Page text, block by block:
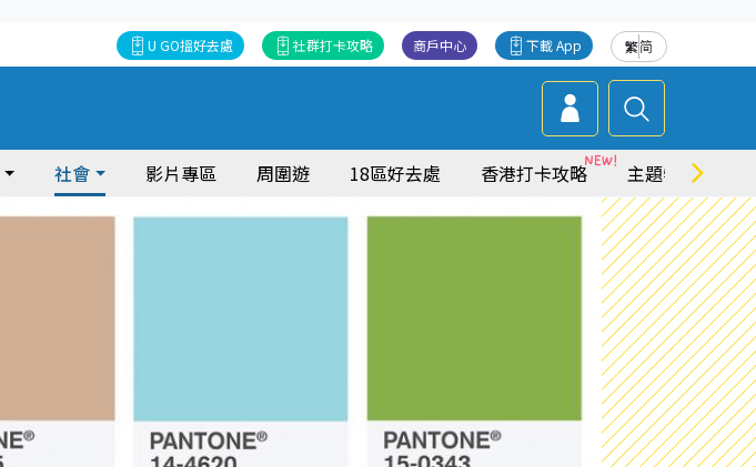
繁简
下載 App
商戶中心
社群打卡攻略
U GO搵好去處
社會 影片專區 周圍遊 18區好去處 香港打卡攻略 主題特集